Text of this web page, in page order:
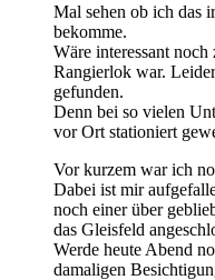
Mal sehen ob ich das
bekomme.
Wäre interessant
Rangierlok war.
gefunden.
Denn bei so vielen
vor Ort stationiert
Vor kurzem war ich
Dabei ist mir
noch einer über
das Gleisfeld
Werde heute Abend
damaligen